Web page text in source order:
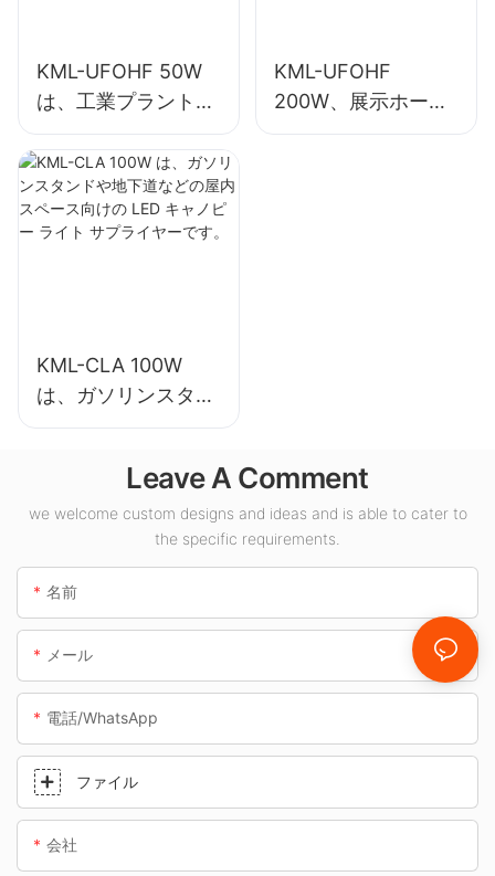
KML-UFOHF 50W
は、工業プラント、
倉庫、その他の屋内
照明アプリケーショ
ン向けの LED ハイ
ベイ ライト サプラ
KML-UFOHF
200W、展示ホー
ル、体育館などの屋
KML-CLA 100W
は、ガソリンスタン
ドや地下道などの屋
LED キャノピー ラ
イト サプライヤーで
Leave A Comment
we welcome custom designs and ideas and is able to cater to
the specific requirements.
名前
メール
電話/WhatsApp
ファイル
会社